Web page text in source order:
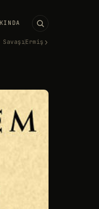
Ermiş ›